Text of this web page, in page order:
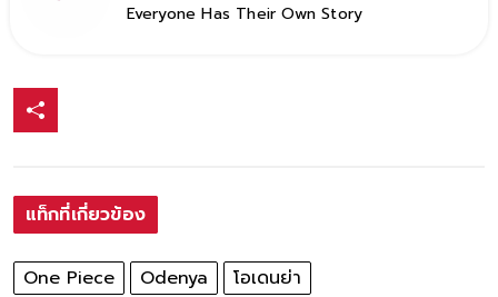
Everyone Has Their Own Story
แท็กที่เกี่ยวข้อง
One Piece Odenya
โอเดนย่า